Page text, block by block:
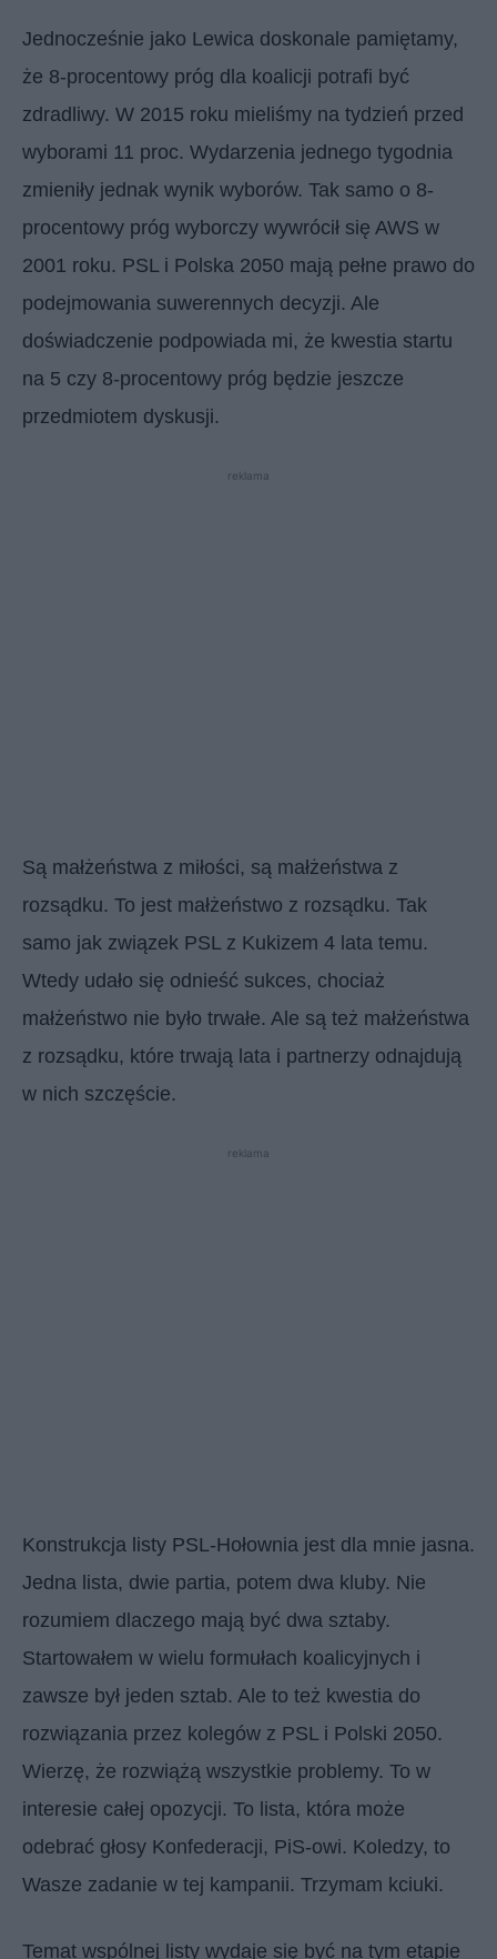
Jednocześnie jako Lewica doskonale pamiętamy,
że 8-procentowy próg dla koalicji potrafi być
zdradliwy. W 2015 roku mieliśmy na tydzień przed
wyborami 11 proc. Wydarzenia jednego tygodnia
zmieniły jednak wynik wyborów. Tak samo o 8-
procentowy próg wyborczy wywrócił się AWS w
2001 roku. PSL i Polska 2050 mają pełne prawo do
podejmowania suwerennych decyzji. Ale
doświadczenie podpowiada mi, że kwestia startu
na 5 czy 8-procentowy próg będzie jeszcze
przedmiotem dyskusji.
reklama
Są małżeństwa z miłości, są małżeństwa z
rozsądku. To jest małżeństwo z rozsądku. Tak
samo jak związek PSL z Kukizem 4 lata temu.
Wtedy udało się odnieść sukces, chociaż
małżeństwo nie było trwałe. Ale są też małżeństwa
z rozsądku, które trwają lata i partnerzy odnajdują
w nich szczęście.
reklama
Konstrukcja listy PSL-Hołownia jest dla mnie jasna.
Jedna lista, dwie partia, potem dwa kluby. Nie
rozumiem dlaczego mają być dwa sztaby.
Startowałem w wielu formułach koalicyjnych i
zawsze był jeden sztab. Ale to też kwestia do
rozwiązania przez kolegów z PSL i Polski 2050.
Wierzę, że rozwiążą wszystkie problemy. To w
interesie całej opozycji. To lista, która może
odebrać głosy Konfederacji, PiS-owi. Koledzy, to
Wasze zadanie w tej kampanii. Trzymam kciuki.
Temat wspólnej listy wydaje się być na tym etapie